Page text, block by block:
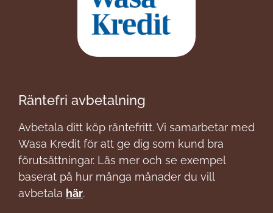
Räntefri avbetalning
Avbetala ditt köp räntefritt. Vi samarbetar med
Wasa Kredit för att ge dig som kund bra
förutsättningar. Läs mer och se exempel
baserat på hur många månader du vill
avbetala här.